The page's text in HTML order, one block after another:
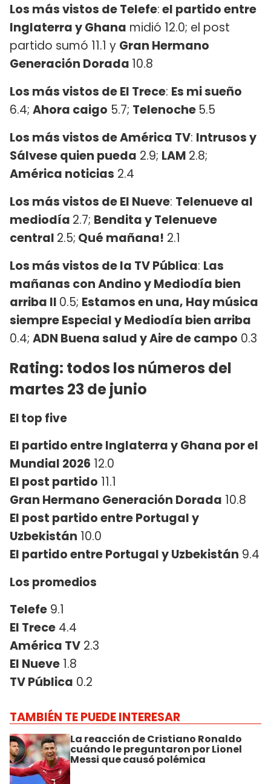
Los más vistos de Telefe:el partido entre
Inglaterra y Ghana midió 12.0; el post
partido sumó 11.1 y Gran Hermano
Generación Dorada 10.8
Los más vistos de El Trece: Es mi sueño
6.4; Ahora caigo 5.7; Telenoche5.5
Los más vistos de América TV: Intrusos y
Sálvese quien pueda 2.9; LAM 2.8;
América noticias 2.4
Los más vistos de El Nueve: Telenueve al
mediodía 2.7; Bendita y Telenueve
central 2.5; Qué mañana! 2.1
Los más vistos de la TV Pública: Las
mañanas con Andino y Mediodía bien
arriba II 0.5; Estamos en una, Hay música
siempre Especial y Mediodía bien arriba
0.4; ADN Buena salud y Aire de campo 0.3
Rating: todos los números del
martes 23 de junio
El top five
El partido entre Inglaterra y Ghana por el
Mundial 2026 12.0
El post partido 11.1
Gran Hermano Generación Dorada 10.8
El post partido entre Portugal y
Uzbekistán 10.0
El partido entre Portugal y Uzbekistán 9.4
Los promedios
Telefe 9.1
El Trece 4.4
América TV 2.3
El Nueve 1.8
TV Pública 0.2
TAMBIÉN TE PUEDE INTERESAR
La reacción de Cristiano Ronaldo
cuándo le preguntaron por Lionel
Messi que causó polémica